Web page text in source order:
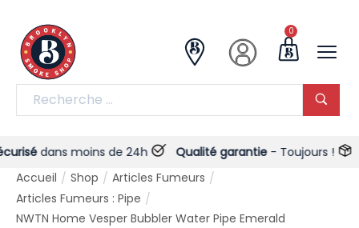
0
dans moins de 24h Qualité garantie- Toujours !
Accueil / Shop / Articles Fumeurs /
Articles Fumeurs : Pipe /
NWTN Home Vesper Bubbler Water Pipe Emerald